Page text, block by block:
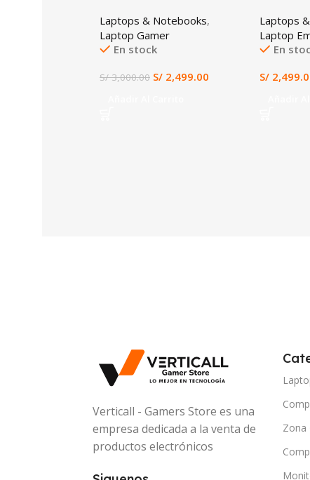
16GB DDR4, 512GB SSD,
15.6″ FHD 144HZ
Laptops & Notebooks,
Laptop Gamer
En stock
S/3,000.00 S/ 2,499.00
FHD
Laptops
Laptop
En
S/
Verticall - Gamers Store es una
empresa dedicada a la venta de
productos electrónicos
Zona